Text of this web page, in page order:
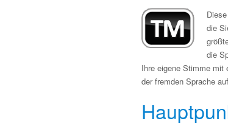
die
die
Ihre eigene Stimme mit
der fremden Sprache